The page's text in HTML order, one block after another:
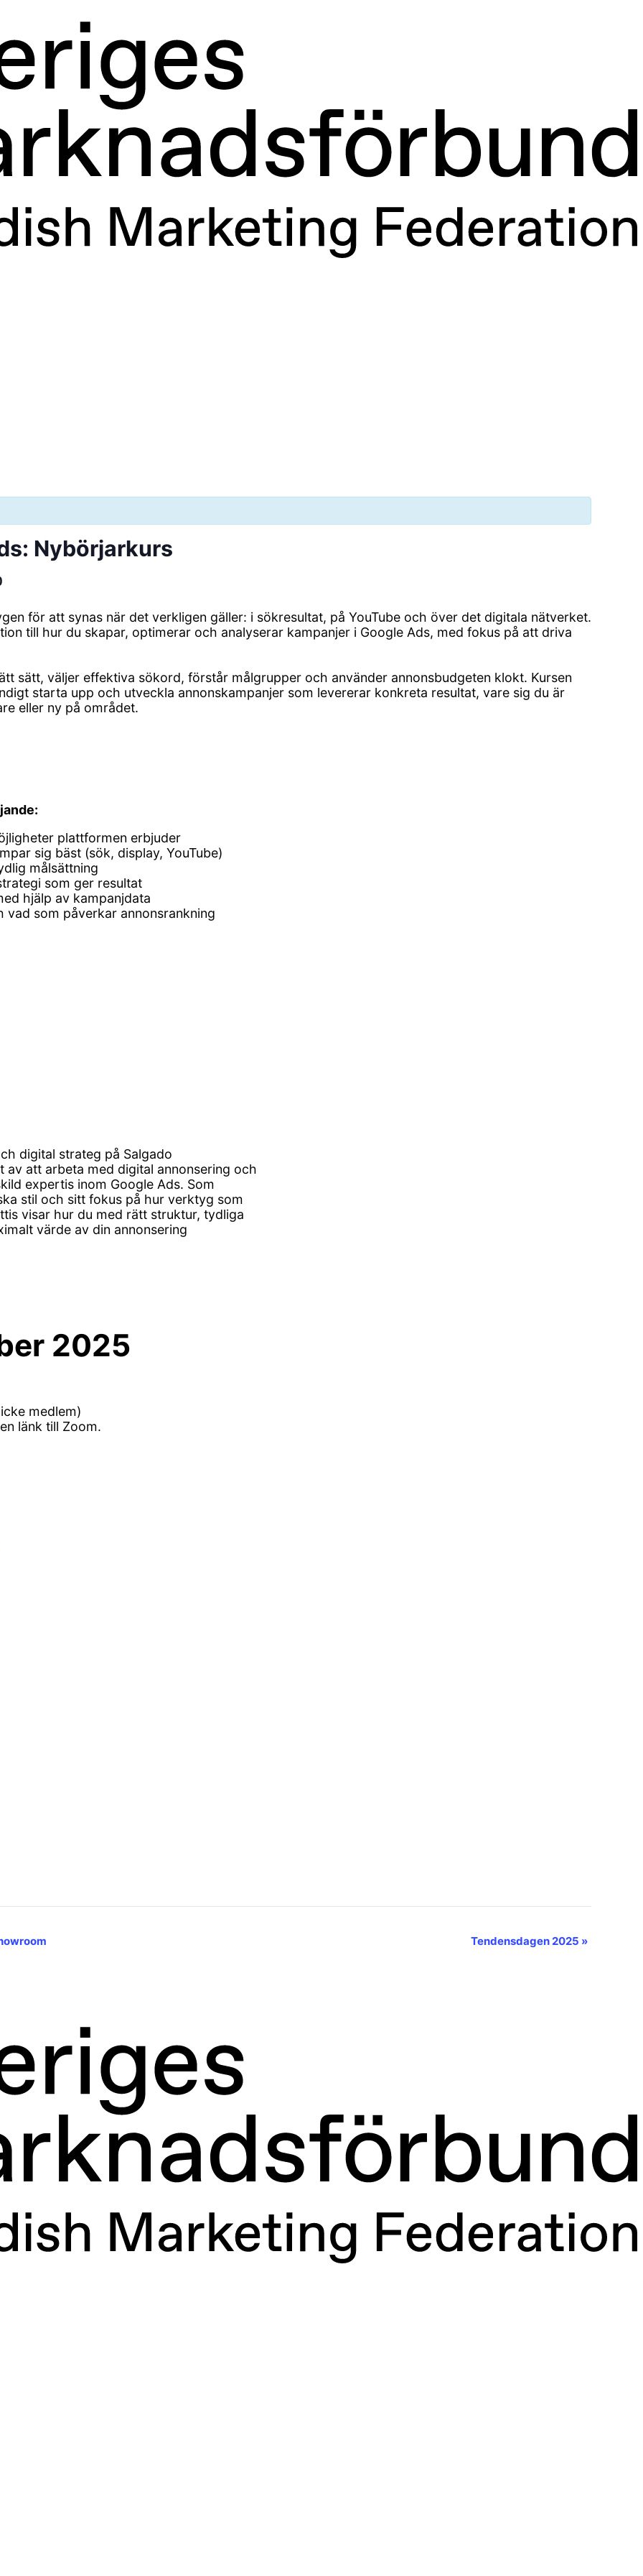
Nybörjarkurs
för att synas när det verkligen gäller: i sökresultat, på YouTube och över det digitala nätverket.
till hur du skapar, optimerar och analyserar kampanjer i Google Ads, med fokus på att driva
sätt, väljer effektiva sökord, förstår målgrupper och använder annonsbudgeten klokt. Kursen
starta upp och utveckla annonskampanjer som levererar konkreta resultat, vare sig du är
eller ny på området.
plattformen erbjuder
sig bäst (sök, display, YouTube)
målsättning
som ger resultat
hjälp av kampanjdata
som påverkar annonsrankning
digital strateg på Salgado
av att arbeta med digital annonsering och
expertis inom Google Ads. Som
stil och sitt fokus på hur verktyg som
visar hur du med rätt struktur, tydliga
värde av din annonsering
2025
medlem)
länk till Zoom.
Tendensdagen 2025 »